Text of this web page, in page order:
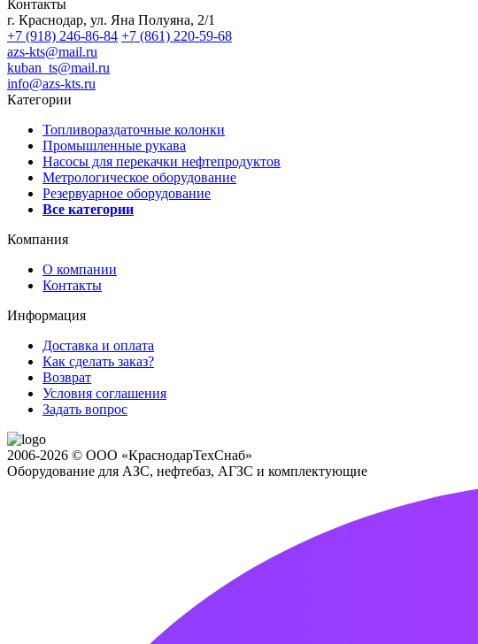
Контакты
г. Краснодар, ул. Яна Полуяна, 2/1
+7 (918) 246-86-84 +7 (861) 220-59-68
azs-kts@mail.ru
kuban_ts@mail.ru
info@azs-kts.ru
Категории
Топливораздаточные колонки
Промышленные рукава
Насосы для перекачки нефтепродуктов
Метрологическое оборудование
Резервуарное оборудование
Все категории
Компания
О компании
Контакты
Информация
Доставка и оплата
Как сделать заказ?
Возврат
Условия соглашения
Задать вопрос
2006-2026 © ООО «КраснодарТехСнаб»
Оборудование для АЗС, нефтебаз, АГЗС и комплектующие